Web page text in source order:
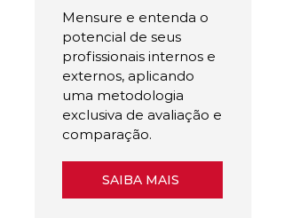
Mensure e entenda o
potencial de seus
profissionais internos e
externos, aplicando
uma metodologia
exclusiva de avaliação e
comparação.
SAIBA MAIS